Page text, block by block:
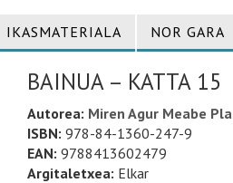
IKASMATERIALA NOR GARA
BAINUA – KATTA 15
Autorea: Miren Agur Meabe
ISBN: 978-84-1360-247-9
EAN: 9788413602479
Argitaletxea: Elkar